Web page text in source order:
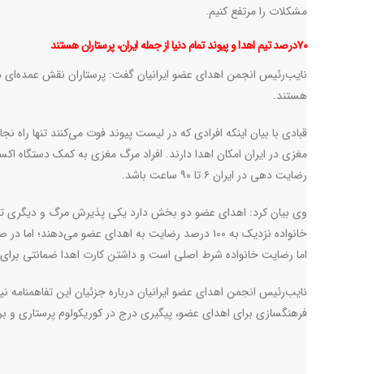
مشکلات را مرتفع کنیم.
۷۰درصد تیم اهدا و پیوند تمام دنیا از جمله ایران، پرستاران هستند
هستند.
مغزی در ایران امکان اهدا دارند. افراد مرگ مغزی به کمک
رضایت دهی در ایران ۶ تا ۹۰ ساعت باشد
.
وی بیان کرد: اهدای عضو دو بخش دارد یکی پذیرش مرگ و دیگری
اما رضایت خانواده شرط اصلی است و داشتن کارت اهدا ضمانتی
فرهنگسازی برای اهدای عضو، پیگیری درج در کوریکولوم پرستاری